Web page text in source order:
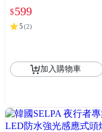
全功能組(三色任選)
$599
5(2)
加入購物車